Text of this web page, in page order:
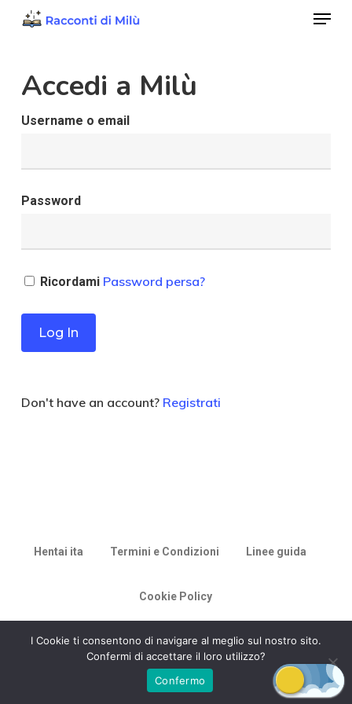
content
Menu
Accedi a Milù
Username o email
Password
Ricordami Password persa?
Don't have an account? Registrati
Hentai ita Termini e Condizioni Linee guida
Cookie Policy
© 2026 Racconti di Milù.
I Cookie ti consentono di navigare al meglio sul nostro sito.
Confermi di accettare il loro utilizzo?
Confermo